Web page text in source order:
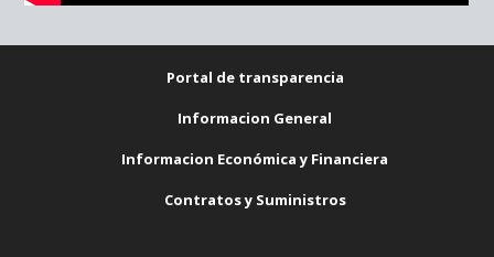
Portal de transparencia
Informacion General
Informacion Económica y Financiera
Contratos y Suministros